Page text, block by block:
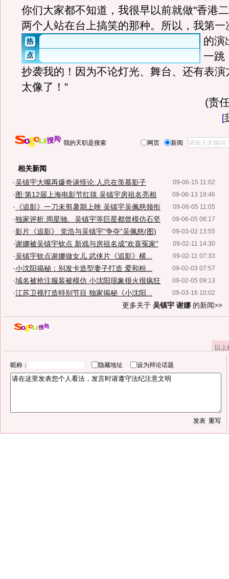
你们大家都不知道，我很早以前就做"香港
两个人站在台上搞笑的那种。
所以，我第
的演
一跳
抄袭我的！因为不论灯光、舞台、还有表演
太像了！”
(责
[
我的天职是搜索 网页 新闻
相关新闻
09-06-15 11:02
·吴镇宇大嘴再爆奇谈怪论:人总在羡慕影子
09-06-13 19:46
· 图:第12届上海电影节红毯 吴镇宇房祖名亮相
09-06-05 11:05
· 《追影》一刀未剪暑期上映 吴镇宇吴佩慈领衔
09-06-05 06:17
·独家评析:周星驰、吴镇宇等巨星都曾模仿石坚
09-03-02 13:55
·影片《追影》 党浩与吴镇宇"争夺"吴佩慈(图)
09-02-11 14:30
·谢娜被吴镇宇钦点 新戏与房祖名成"欢喜冤家"
09-02-11 07:33
·吴镇宇钦点谢娜做女儿 武侠片《追影》横...
09-02-03 07:57
·小沈阳揭秘：别发卡造型妻子打造 爱和粉...
09-02-05 09:13
·域名被抢注服装被模仿 小沈阳现象很火很疯狂
09-03-16 10:02
·江苏卫视打造特别节目 独家揭秘《小沈阳...
更多关于 吴镇宇 谢娜 的新闻>>
以
昵称： 隐藏地址 设为辩论话题